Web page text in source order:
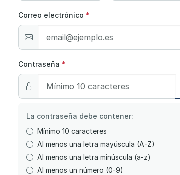
Correo electrónico *
Contraseña *
La contraseña debe contener:
Mínimo 10 caracteres
Al menos una letra mayúscula (A-Z)
Al menos una letra minúscula (a-z)
Al menos un número (0-9)